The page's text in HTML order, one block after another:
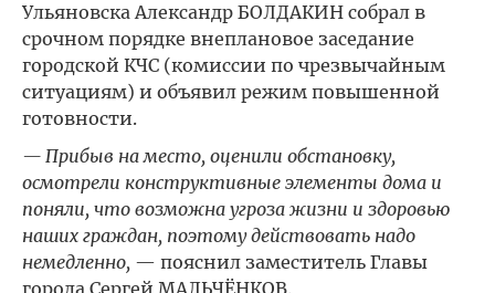
Ульяновска Александр БОЛДАКИН собрал в
срочном порядке внеплановое заседание
городской КЧС (комиссии по чрезвычайным
ситуациям) и объявил режим повышенной
готовности.
— Прибыв на место, оценили обстановку,
осмотрели конструктивные элементы дома и
поняли, что возможна угроза жизни и здоровью
наших граждан, поэтому действовать надо
немедленно, — пояснил заместитель Главы
города Сергей МАЛЬЧЁНКОВ.